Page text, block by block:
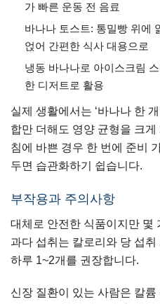
가 빠른 운동 전 음료
바나나 토스트: 통밀빵 위에
얹어 간편한 식사 대용으로
냉동 바나나로 아이스크림
한 디저트로 활용
실제 생활에서는 ‘바나나 한
합만 더해도 영양 균형을 크
침에 바쁜 경우 한 번에 준비
두면 습관화하기 쉽습니다.
부작용과 주의사항
대체로 안전한 식품이지만 몇
과다 섭취는 칼로리와 당 섭취
하루 1~2개를 권장합니다.
신장 질환이 있는 사람은 칼